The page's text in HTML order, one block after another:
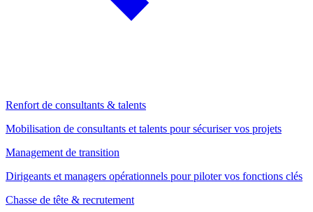
Renfort de consultants & talents
Mobilisation de consultants et talents pour sécuriser vos projets
Management de transition
Dirigeants et managers opérationnels pour piloter vos fonctions clés
Chasse de tête & recrutement